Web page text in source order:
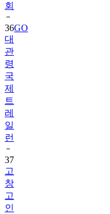
회
36GO
대
관
령
국
제
트
레
일
런
37
고
창
고
인